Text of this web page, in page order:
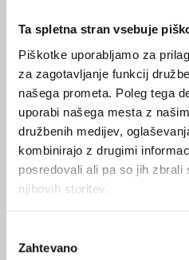
Ta spletna stran vsebuje
Piškotke uporabljamo za
za zagotavljanje funkcij
našega prometa. Poleg tega
uporabi našega mesta z
družbenih medijev,
kombinirajo z drugimi
posredovali ali pa so jih zbrali
njihovih storitev.
soglasja
Zahtevano
pohodniki. Pogled skozi
in travnike. V stavbi sta
apartmaja, namenjena
sedmim osebam.
kakovostnim pohištvom,
udobja in domačnosti.
razdeljena na dve etaži,
prostori v spodnjih